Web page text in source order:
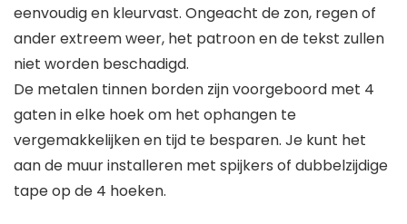
eenvoudig en kleurvast. Ongeacht de zon, regen of
ander extreem weer, het patroon en de tekst zullen
niet worden beschadigd.
De metalen tinnen borden zijn voorgeboord met 4
gaten in elke hoek om het ophangen te
vergemakkelijken en tijd te besparen. Je kunt het
aan de muur installeren met spijkers of dubbelzijdige
tape op de 4 hoeken.